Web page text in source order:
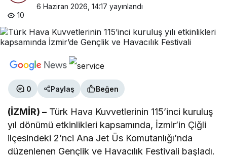
6 Haziran 2026, 14:17 yayınlandı
10
0 Paylaş Beğen
(İZMİR) – Türk Hava Kuvvetlerinin 115’inci kuruluş
yıl dönümü etkinlikleri kapsamında, İzmir’in Çiğli
ilçesindeki 2’nci Ana Jet Üs Komutanlığı’nda
düzenlenen Gençlik ve Havacılık Festivali başladı.